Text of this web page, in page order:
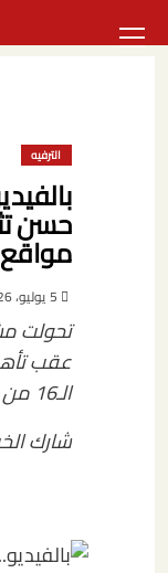
الرئيسية
الترفيه
حسن
5 يوليو، 2026
تحولت
عقب
الـ16 من كأس العالم…
شارك